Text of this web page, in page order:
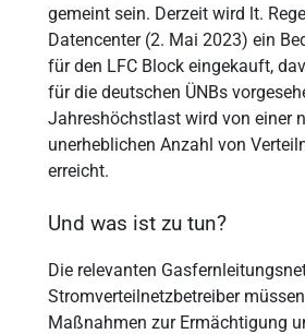
gemeint sein. Derzeit wird lt.
Datencenter (2. Mai 2023) ein
für den LFC Block eingekauft,
für die deutschen ÜNBs
Jahreshöchstlast wird von einer
unerheblichen Anzahl von
erreicht.
Und was ist zu tun?
Die relevanten
Stromverteilnetzbetreiber
Maßnahmen zur Ermächtigung